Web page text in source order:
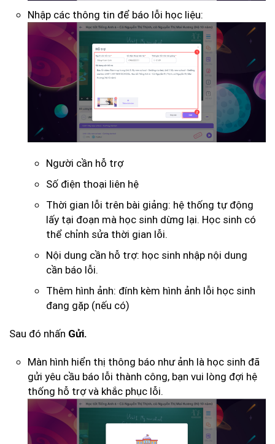
Nhập các thông tin để báo lỗi học liệu:
Người cần hỗ trợ
Số điện thoại liên hệ
Thời gian lỗi trên bài giảng: hệ thống tự động
lấy tại đoạn mà học sinh dừng lại. Học sinh có
thể chỉnh sửa thời gian lỗi.
Nội dung cần hỗ trợ: học sinh nhập nội dung
cần báo lỗi.
Thêm hình ảnh: đính kèm hình ảnh lỗi học sinh
đang gặp (nếu có)
Sau đó nhấn Gửi.
Màn hình hiển thị thông báo như ảnh là học sinh đã
gửi yêu cầu báo lỗi thành công, bạn vui lòng đợi hệ
thống hỗ trợ và khắc phục lỗi.